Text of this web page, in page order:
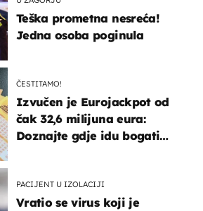
Teška prometna nesreća!
Jedna osoba poginula
ČESTITAMO!
Izvučen je Eurojackpot od
čak 32,6 milijuna eura:
Doznajte gdje idu bogati
PACIJENT U IZOLACIJI
Vratio se virus koji je